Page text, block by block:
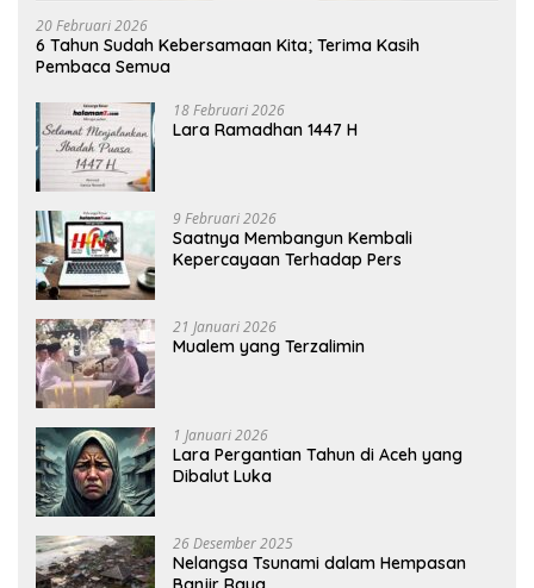
20 Februari 2026
6 Tahun Sudah Kebersamaan Kita; Terima Kasih
Pembaca Semua
18 Februari 2026
Lara Ramadhan 1447 H
9 Februari 2026
Saatnya Membangun Kembali
Kepercayaan Terhadap Pers
21 Januari 2026
Mualem yang Terzalimin
1 Januari 2026
Lara Pergantian Tahun di Aceh yang
Dibalut Luka
26 Desember 2025
Nelangsa Tsunami dalam Hempasan